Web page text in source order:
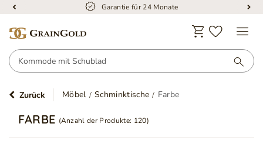
Kostenloser Versand
Zurück Möbel Schminktische Farbe
FARBE (Anzahl der Produkte: 120)